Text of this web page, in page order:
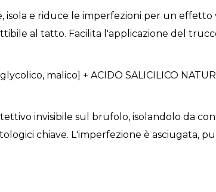
e riduce le imperfezioni per un effetto
al tatto. Facilita l'applicazione del
malico] + ACIDO SALICILICO
invisibile sul brufolo, isolandolo da
chiave. L'imperfezione è asciugata,